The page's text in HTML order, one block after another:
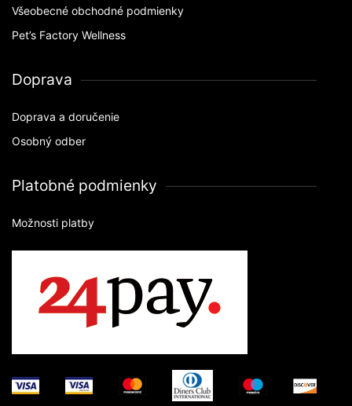
Všeobecné obchodné podmienky
Pet’s Factory Wellness
Doprava
Doprava a doručenie
Osobný odber
Platobné podmienky
Možnosti platby